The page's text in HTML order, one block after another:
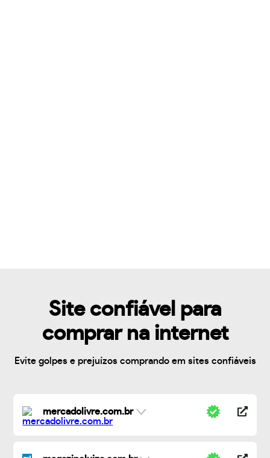
Site confiável para
comprar na internet
Evite golpes e prejuízos comprando em sites confiáveis
mercadolivre.com.br